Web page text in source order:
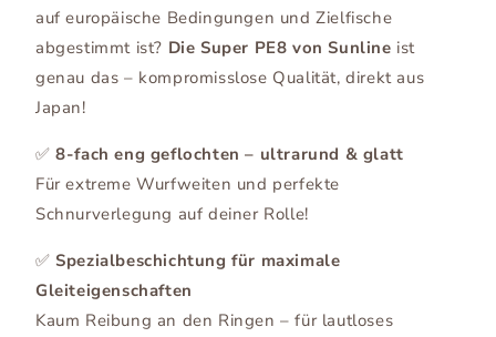
auf europäische Bedingungen und Zielfische
abgestimmt ist? Die Super PE8 von Sunline ist
genau das – kompromisslose Qualität, direkt aus
Japan!
✅ 8-fach eng geflochten – ultrarund & glatt
Für extreme Wurfweiten und perfekte
Schnurverlegung auf deiner Rolle!
✅ Spezialbeschichtung für maximale
Gleiteigenschaften
Kaum Reibung an den Ringen – für lautloses